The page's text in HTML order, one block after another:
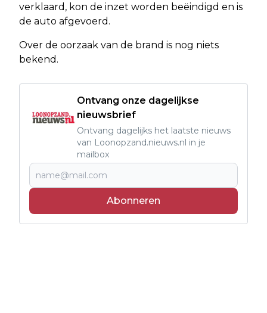
verklaard, kon de inzet worden beëindigd en is
de auto afgevoerd.
Over de oorzaak van de brand is nog niets
bekend.
Ontvang onze dagelijkse
nieuwsbrief
Ontvang dagelijks het laatste nieuws
van Loonopzand.nieuws.nl in je
mailbox
Abonneren